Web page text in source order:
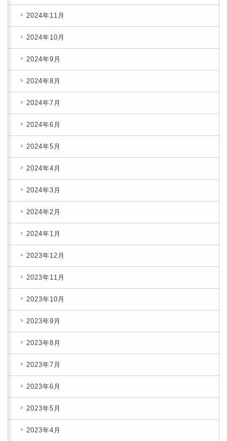
2024年11月
2024年10月
2024年9月
2024年8月
2024年7月
2024年6月
2024年5月
2024年4月
2024年3月
2024年2月
2024年1月
2023年12月
2023年11月
2023年10月
2023年9月
2023年8月
2023年7月
2023年6月
2023年5月
2023年4月